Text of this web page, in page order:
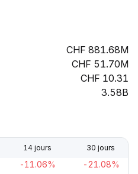
881.68M
51.70M
10.31
3.58B
14 jours 30 jours
-11.06% -21.08%